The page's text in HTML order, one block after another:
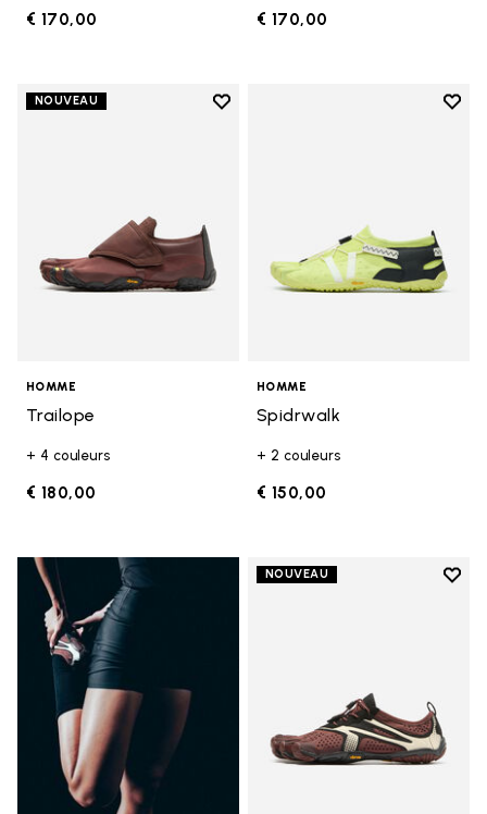
€ 170,00 € 170,00
NOUVEAU
Add to wishlist
HOMME
Trailope
+ 4 couleurs
€ 180,00
Add
HOMME
Spidrwalk
+ 2 couleurs
€ 150,00
NOUVEAU
Add